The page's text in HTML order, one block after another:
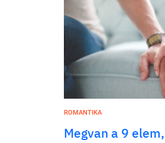
ROMANTIKA
Megvan a 9